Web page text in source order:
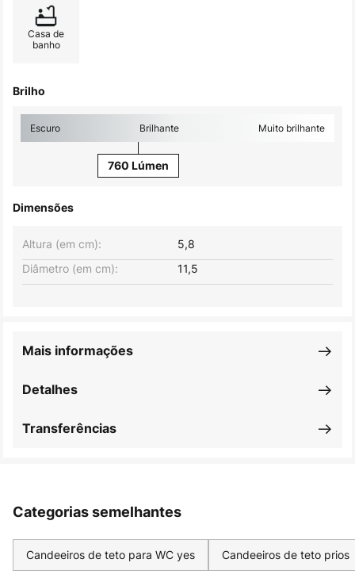
Casa de
banho
Brilho
Escuro Brilhante Muito brilhante
760 Lúmen
Dimensões
Altura (em cm):
5,8
Diâmetro (em cm):
11,5
Detalhes
Mais informações
Transferências
Categorias semelhantes
Candeeiros de teto para WC yes Candeeiros de teto prios